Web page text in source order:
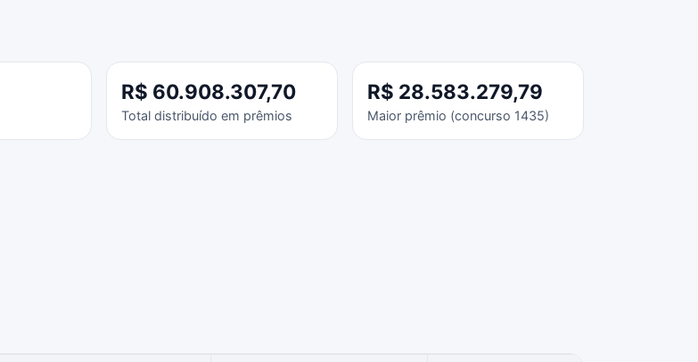
R$ 60.908.307,70
Total distribuído em prêmios
R$ 28.583.279,79
Maior prêmio (concurso 1435)